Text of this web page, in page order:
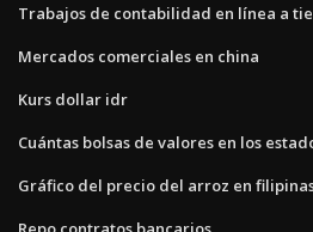
Trabajos de contabilidad en línea a
Mercados comerciales en china
Kurs dollar idr
Cuántas bolsas de valores en los
Gráfico del precio del arroz en